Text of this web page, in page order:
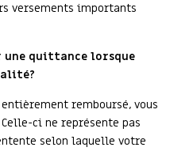
versements importants
une quittance lorsque
remboursé, vous
Celle-ci ne représente pas
selon laquelle votre